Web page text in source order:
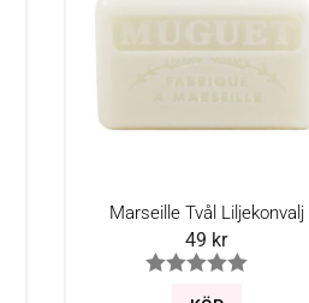
Marseille Tvål Liljekonvalj
49 kr